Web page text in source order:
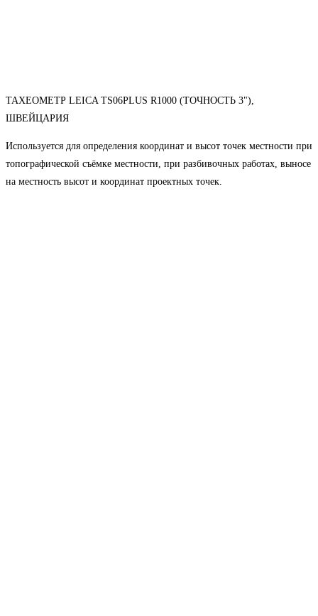
ТАХЕОМЕТР LEICA TS06PLUS R1000 (ТОЧНОСТЬ 3"),
ШВЕЙЦАРИЯ
Используется для определения координат и высот точек местности при
топографической съёмке местности, при разбивочных работах, выносе
на местность высот и координат проектных точек.